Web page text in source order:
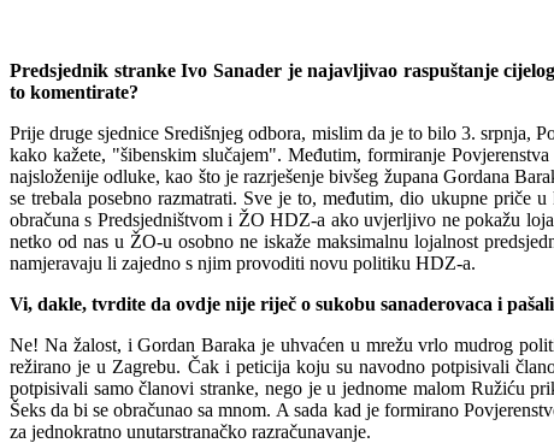
Predsjednik stranke Ivo Sanader je najavljivao raspuštanje
to komentirate?
Prije druge sjednice Središnjeg odbora, mislim da je to bilo 3. srpnja,
kako kažete, "šibenskim slučajem". Međutim, formiranje
najsloženije odluke, kao što je razrješenje bivšeg župana Gordana
se trebala posebno razmatrati. Sve je to, međutim, dio ukupne priče
obračuna s Predsjedništvom i ŽO HDZ-a ako uvjerljivo ne pokažu
netko od nas u ŽO-u osobno ne iskaže maksimalnu lojalnost
namjeravaju li zajedno s njim provoditi novu politiku HDZ-a.
Vi, dakle, tvrdite da ovdje nije riječ o sukobu sanaderovaca i
Ne! Na žalost, i Gordan Baraka je uhvaćen u mrežu vrlo mudrog
režirano je u Zagrebu. Čak i peticija koju su navodno potpisivali
potpisivali samo članovi stranke, nego je u jednome malom Ružiću
Šeks da bi se obračunao sa mnom. A sada kad je formirano
za jednokratno unutarstranačko razračunavanje.